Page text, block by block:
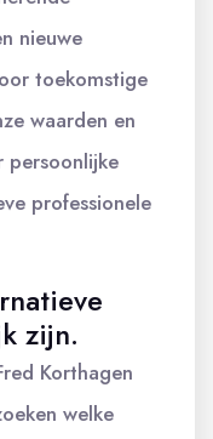
nieuwe
toekomstige
waarden en
persoonlijke
professionele
zijn.
Korthagen
welke